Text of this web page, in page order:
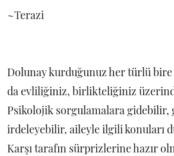
~Terazi
Dolunay kurduğunuz her türlü
da evliliğiniz, birlikteliğiniz
Psikolojik sorgulamalara gidebilir,
irdeleyebilir, aileyle ilgili konuları
Karşı tarafın sürprizlerine hazır